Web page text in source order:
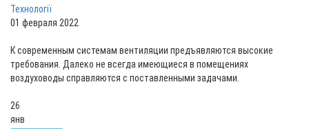
Технології
01 февраля 2022
К современным системам вентиляции предъявляются высокие
требования. Далеко не всегда имеющиеся в помещениях
воздуховоды справляются с поставленными задачами.
26
янв